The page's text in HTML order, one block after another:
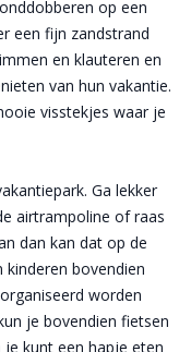
op een
een fijn zandstrand
en klauteren en
van hun vakantie.
visstekjes waar je
Ga lekker
airtrampoline of raas
dan kan dat op de
kinderen bovendien
worden
je bovendien fietsen
kunt een hapje eten